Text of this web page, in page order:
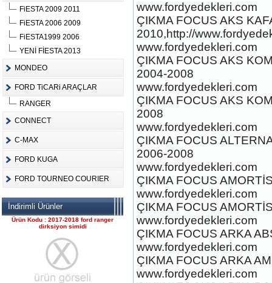
FiESTA 2009 2011
FiESTA 2006 2009
FiESTA1999 2006
YENİ FİESTA 2013
MONDEO
FORD TiCARi ARAÇLAR
RANGER
CONNECT
C-MAX
FORD KUGA
FORD TOURNEO COURIER
İndirimli Ürünler
FORD CONNECT ÇIKMA
ÇELİK JANT CANT
Ürün Kodu : 2017-2018 ford ranger 2.2
komple motor
komple motor
dirksiyon simidi
2017-2018 ford ranger
dirksiyon simidi
Ürün Kodu : 2017-2018 ford ranger sağ
sol tabla
www.fordyedekleri.com
ÇIKMA FOCUS AKS
2010,http://
www.fordyedekleri.com
ÇIKMA FOCUS AKS
2004-2008
www.fordyedekleri.com
ÇIKMA FOCUS AKS
2008
www.fordyedekleri.com
ÇIKMA FOCUS
2006-2008
www.fordyedekleri.com
ÇIKMA FOCUS
www.fordyedekleri.com
ÇIKMA FOCUS
www.fordyedekleri.com
ÇIKMA FOCUS ARKA
www.fordyedekleri.com
ÇIKMA FOCUS ARKA
www.fordyedekleri.com